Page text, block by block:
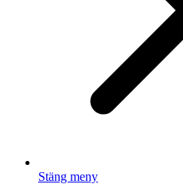
Stäng meny